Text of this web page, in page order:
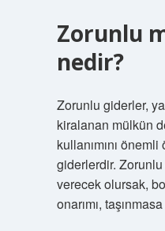
Zorunlu
nedir?
Zorunlu giderler,
kiralanan mülkün
kullanımını
giderlerdir.
verecek olursak,
onarımı,